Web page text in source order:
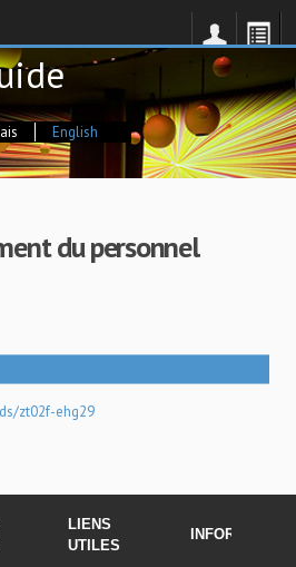
English
du personnel
zt02f-ehg29
LIENS
UTILES